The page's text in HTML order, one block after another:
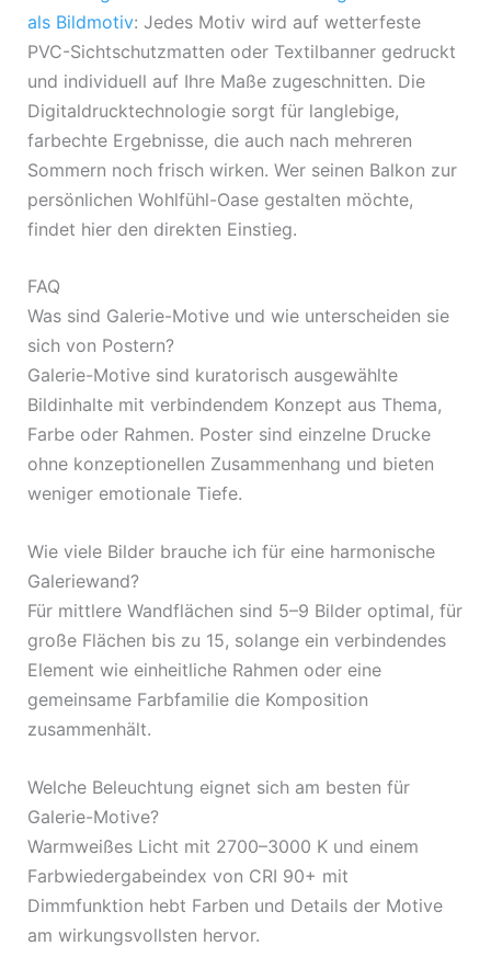
als Bildmotiv: Jedes Motiv wird auf wetterfeste
PVC-Sichtschutzmatten oder Textilbanner gedruckt
und individuell auf Ihre Maße zugeschnitten. Die
Digitaldrucktechnologie sorgt für langlebige,
farbechte Ergebnisse, die auch nach mehreren
Sommern noch frisch wirken. Wer seinen Balkon zur
persönlichen Wohlfühl-Oase gestalten möchte,
findet hier den direkten Einstieg.
FAQ
Was sind Galerie-Motive und wie unterscheiden sie
sich von Postern?
Galerie-Motive sind kuratorisch ausgewählte
Bildinhalte mit verbindendem Konzept aus Thema,
Farbe oder Rahmen. Poster sind einzelne Drucke
ohne konzeptionellen Zusammenhang und bieten
weniger emotionale Tiefe.
Wie viele Bilder brauche ich für eine harmonische
Galeriewand?
Für mittlere Wandflächen sind 5–9 Bilder optimal, für
große Flächen bis zu 15, solange ein verbindendes
Element wie einheitliche Rahmen oder eine
gemeinsame Farbfamilie die Komposition
zusammenhält.
Welche Beleuchtung eignet sich am besten für
Galerie-Motive?
Warmweißes Licht mit 2700–3000 K und einem
Farbwiedergabeindex von CRI 90+ mit
Dimmfunktion hebt Farben und Details der Motive
am wirkungsvollsten hervor.